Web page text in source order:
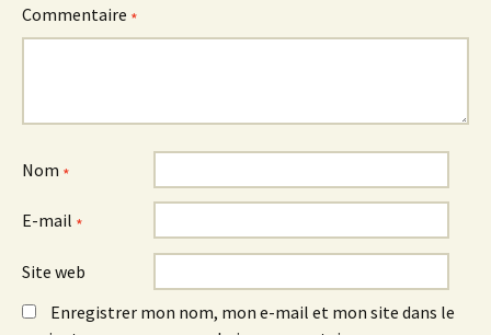
Commentaire *
Nom *
E-mail *
Site web
Enregistrer mon nom, mon e-mail et mon site dans le